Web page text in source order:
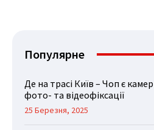
Популярне
Де на трасі Київ – Чоп є
фото- та відеофіксації
25 Березня, 2025